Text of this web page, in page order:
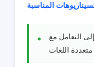
التعامل مع
متعددة اللغات